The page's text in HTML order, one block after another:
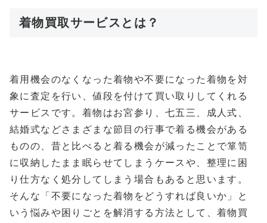
着物買取サービスとは？
着用機会のなくなった着物や不要になった着物を対
象に査定を行い、値段を付けて買い取りしてくれる
サービスです。着物はお宮参り、七五三、成人式、
結婚式などさまざまな節目の行事で着る機会がある
ものの、昔と比べると着る機会が減ったことで箪笥
に収納したまま眠らせてしまうケースや、整理に困
り仕方なく処分してしまう場合もあると思います。
そんな「不要になった着物をどうすれば良いか」と
いう悩みや困りごとを解消する方法として、着物買